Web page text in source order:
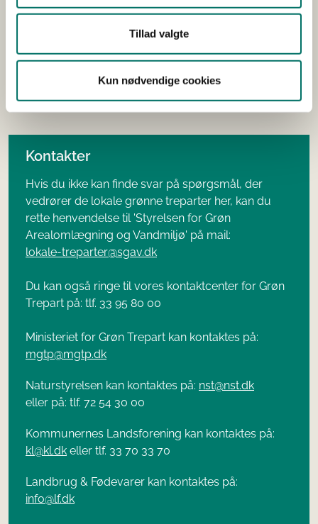
Tillad valgte
Kun nødvendige cookies
SEGES Innovations hjemmeside
Kontakter
Hvis du ikke kan finde svar på spørgsmål, der
vedrører de lokale grønne treparter her, kan du
rette henvendelse til 'Styrelsen for Grøn
Arealomlægning og Vandmiljø' på mail:
lokale-treparter@sgav.dk
Du kan også ringe til vores kontaktcenter for Grøn
Trepart på: tlf. 33 95 80 00
Ministeriet for Grøn Trepart kan kontaktes på:
mgtp@mgtp.dk
Naturstyrelsen kan kontaktes på: nst@nst.dk
eller på: tlf. 72 54 30 00
Kommunernes Landsforening kan kontaktes på:
kl@kl.dk eller tlf. 33 70 33 70
Landbrug & Fødevarer kan kontaktes på:
info@lf.dk